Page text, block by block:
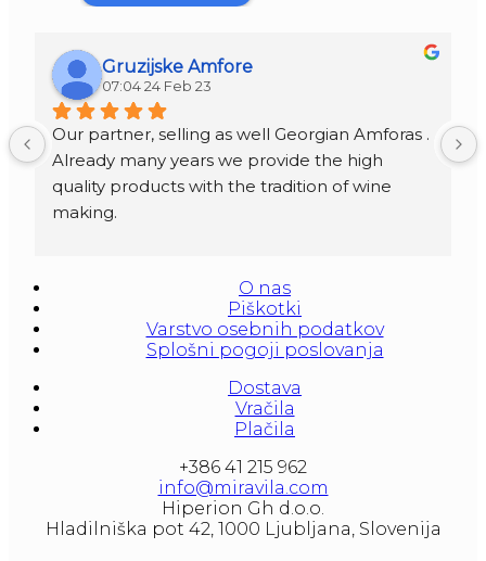
Gruzijske Amfore
07:04 24 Feb 23
Our partner, selling as well Georgian Amforas .
Already many years we provide the high
quality products with the tradition of wine
making.
At our partners Miravila showroom you can
O nas
Piškotki
Varstvo osebnih podatkov
Splošni pogoji poslovanja
Dostava
Vračila
Plačila
+386 41 215 962
info@miravila.com
Hiperion Gh d.o.o.
Hladilniška pot 42, 1000 Ljubljana, Slovenija